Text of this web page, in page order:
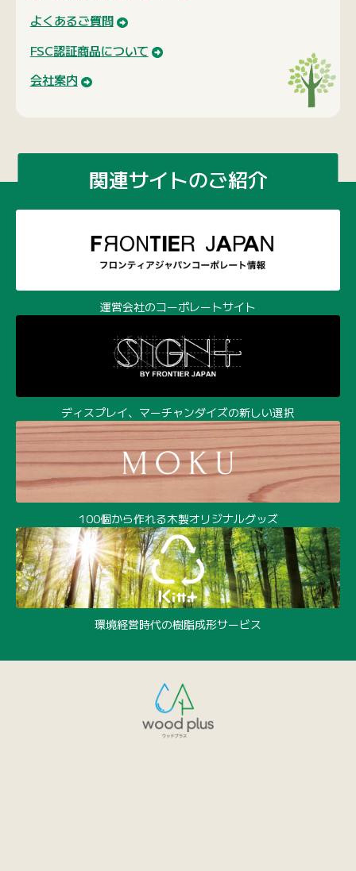
よくあるご質問
FSC認証商品について
会社案内
関連サイトのご紹介
運営会社のコーポレートサイト
ディスプレイ、マーチャンダイズの新しい選択
100個から作れる木製オリジナルグッズ
環境経営時代の樹脂成形サービス